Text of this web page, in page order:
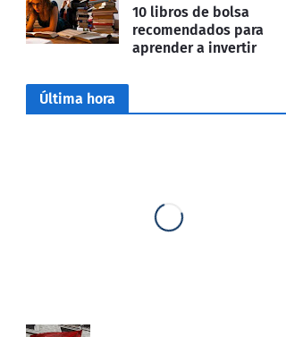
10 libros de bolsa
recomendados para
aprender a invertir
Última hora